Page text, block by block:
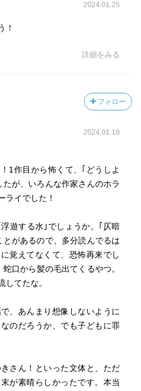
2024.01.25
！
詳細をみる
フォロー
2024.01.18
1作目から怖くて、｢どうしよ
が、いろんな作家さんのホラ
ライでした！
遊する水｣でしょうか。｢仄暗
があるので、多分読んでるは
覚えてなくて、恐怖再来でし
口から髪の毛出てくるやつ。
してたな。
、あんまり想像しないように
のだろうか、でも子どもに罪
さん！といった文体と、ただ
が素晴らしかったです。本当